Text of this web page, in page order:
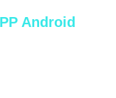
Android